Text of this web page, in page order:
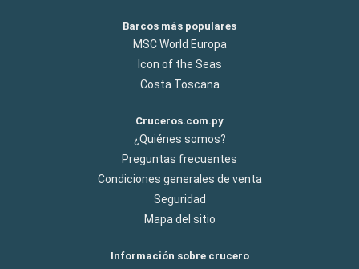
Barcos más populares
MSC World Europa
Icon of the Seas
Costa Toscana
Cruceros.com.py
¿Quiénes somos?
Preguntas frecuentes
Condiciones generales de venta
Seguridad
Mapa del sitio
Información sobre crucero